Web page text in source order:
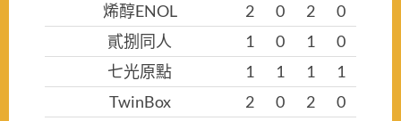
烯醇ENOL
2 0 2
0
貳捌同人
1 0 1
0
七光原點
1 1 1
1
TwinBox
2 0 2
0